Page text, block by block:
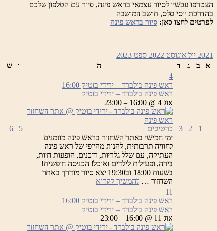
הצטרפו עכשיו לסיור עצמאי בראש פינה, סיור עם הטלפון שלכם
בהדרכת יוסי סלס, תושב המושבה
לפרטים לחצו כאן: סיור בראש פינה
2021 יול אוגוסט 2022 ספט 2023
א
ב ג ד ה ו ש
1
2
3
4
ראש פינה בולברד – ירידי בוטיק 16:00
ראש פינה בולברד – ירידי בוטיק
אוג 4 @ 16:00 – 23:00
כרטיסים
ימי חמישי באתר השחזור בראש פינה מוזמנים
לחוויה תרבותית, להנות מהיופי של ראש פינה
העתיקה, עם שלל גלריות, דוכנים, הופעות חיות,
בירה, ופעילות לילדים ואוכל! הכניסה חופשית!
בשעות 18:00 וב19:30 יצא סיור מודרך באתר
השחזור … להמשיך לקרוא
בולברד
–
ירידי
בוטיק
5
6
11
ראש פינה בולברד – ירידי בוטיק 16:00
ראש פינה בולברד – ירידי בוטיק
אוג 11 @ 16:00 – 23:00